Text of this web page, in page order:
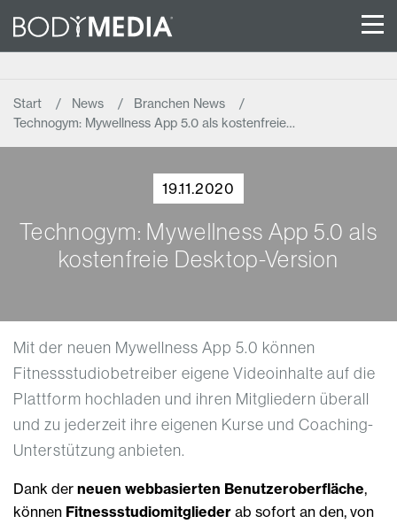
Start News
Branchen News
Technogym: Mywellness App 5.0 als kostenfreie…
19.11.2020
Technogym: Mywellness App 5.0 als
kostenfreie Desktop-Version
Mit der neuen Mywellness App 5.0 können
Fitnessstudiobetreiber eigene Videoinhalte auf die
Plattform hochladen und ihren Mitgliedern überall
und zu jederzeit ihre eigenen Kurse und Coaching-
Unterstützung anbieten.
Dank der neuen webbasierten Benutzeroberfläche,
können Fitnessstudiomitglieder ab sofort an den, von